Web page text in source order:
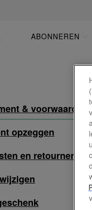
ABONNEREN
& voorwaarden
opzeggen
en retourneren